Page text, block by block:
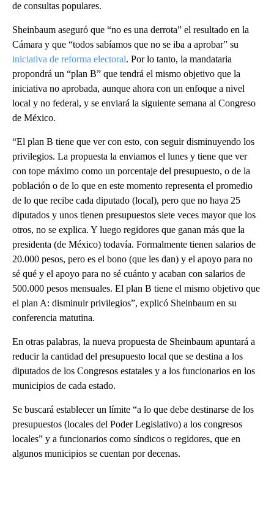
de consultas populares.
Sheinbaum aseguró que “no es una derrota” el resultado en la
Cámara y que “todos sabíamos que no se iba a aprobar” su
iniciativa de reforma electoral. Por lo tanto, la mandataria
propondrá un “plan B” que tendrá el mismo objetivo que la
iniciativa no aprobada, aunque ahora con un enfoque a nivel
local y no federal, y se enviará la siguiente semana al Congreso
de México.
“El plan B tiene que ver con esto, con seguir disminuyendo los
privilegios. La propuesta la enviamos el lunes y tiene que ver
con tope máximo como un porcentaje del presupuesto, o de la
población o de lo que en este momento representa el promedio
de lo que recibe cada diputado (local), pero que no haya 25
diputados y unos tienen presupuestos siete veces mayor que los
otros, no se explica. Y luego regidores que ganan más que la
presidenta (de México) todavía. Formalmente tienen salarios de
20.000 pesos, pero es el bono (que les dan) y el apoyo para no
sé qué y el apoyo para no sé cuánto y acaban con salarios de
500.000 pesos mensuales. El plan B tiene el mismo objetivo que
el plan A: disminuir privilegios”, explicó Sheinbaum en su
conferencia matutina.
En otras palabras, la nueva propuesta de Sheinbaum apuntará a
reducir la cantidad del presupuesto local que se destina a los
diputados de los Congresos estatales y a los funcionarios en los
municipios de cada estado.
Se buscará establecer un límite “a lo que debe destinarse de los
presupuestos (locales del Poder Legislativo) a los congresos
locales” y a funcionarios como síndicos o regidores, que en
algunos municipios se cuentan por decenas.